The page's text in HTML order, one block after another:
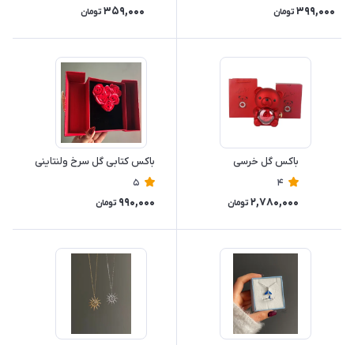
399,000 تومان 359,000 تومان
باکس گل خرسی
4
2,780,000 تومان
باکس کتابی گل سرخ ولنتاینی
5
990,000 تومان